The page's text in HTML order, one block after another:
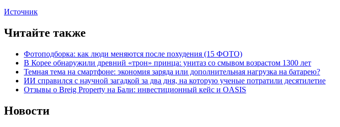
Источник
Читайте также
Фотоподборка: как люди меняются после похудения (15 ФОТО)
В Корее обнаружили древний «трон» принца: унитаз со смывом возрастом 1300 лет
Темная тема на смартфоне: экономия заряда или дополнительная нагрузка на батарею?
ИИ справился с научной загадкой за два дня, на которую ученые потратили десятилетие
Отзывы о Breig Property на Бали: инвестиционный кейс и OASIS
Новости